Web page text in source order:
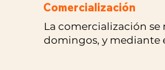
Comercialización
La comercialización se
domingos, y mediante